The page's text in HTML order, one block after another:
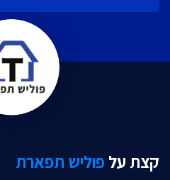
קצת על פוליש תפארת